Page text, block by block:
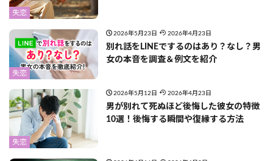
失恋
失恋
2026年5月23日 2026年4月23日
別れ話をLINEでするのはあり？なし？男
女の本音を調査＆例文を紹介
失恋
2026年5月12日 2026年4月23日
男が別れて死ぬほど後悔した彼女の特徴
10選！後悔する瞬間や復縁する方法